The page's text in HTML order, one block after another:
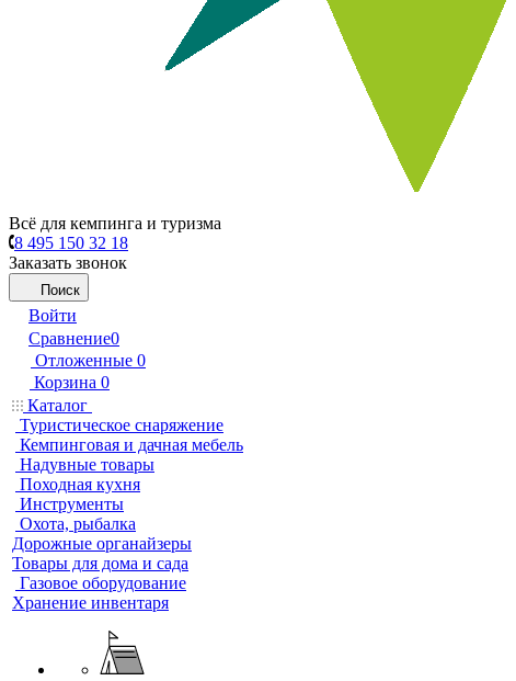
Всё для кемпинга и туризма
8 495 150 32 18
Заказать звонок
Поиск
Войти
Сравнение0
Отложенные 0
Корзина 0
Каталог
Туристическое снаряжение
Кемпинговая и дачная мебель
Надувные товары
Походная кухня
Инструменты
Охота, рыбалка
Дорожные органайзеры
Товары для дома и сада
Газовое оборудование
Хранение инвентаря